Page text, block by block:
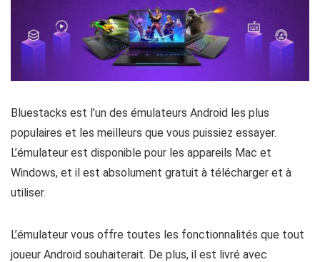
Bluestacks est l’un des émulateurs Android les plus
populaires et les meilleurs que vous puissiez essayer.
L’émulateur est disponible pour les appareils Mac et
Windows, et il est absolument gratuit à télécharger et à
utiliser.
L’émulateur vous offre toutes les fonctionnalités que tout
joueur Android souhaiterait. De plus, il est livré avec